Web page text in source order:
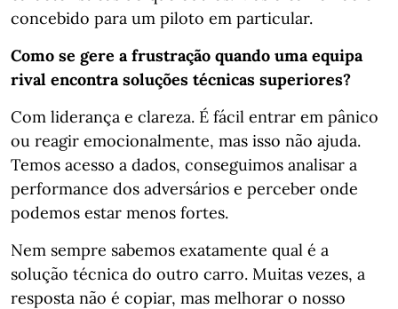
concebido para um piloto em particular.
Como se gere a frustração quando uma equipa
rival encontra soluções técnicas superiores?
Com liderança e clareza. É fácil entrar em pânico
ou reagir emocionalmente, mas isso não ajuda.
Temos acesso a dados, conseguimos analisar a
performance dos adversários e perceber onde
podemos estar menos fortes.
Nem sempre sabemos exatamente qual é a
solução técnica do outro carro. Muitas vezes, a
resposta não é copiar, mas melhorar o nosso